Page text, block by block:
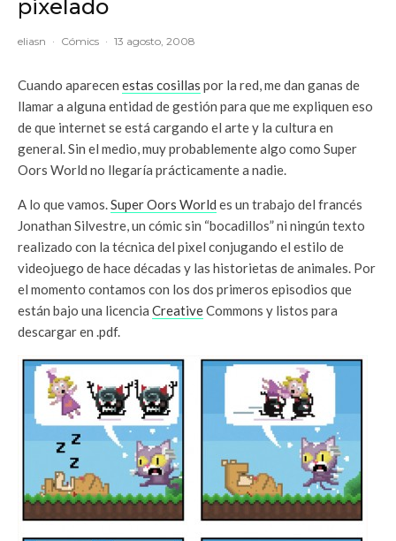
pixelado
eliasn · Cómics · 13 agosto, 2008
Cuando aparecen estas cosillas por la red, me dan ganas de
llamar a alguna entidad de gestión para que me expliquen eso
de que internet se está cargando el arte y la cultura en
general. Sin el medio, muy probablemente algo como Super
Oors World no llegaría prácticamente a nadie.
A lo que vamos.Super Oors World es un trabajo del francés
Jonathan Silvestre, un cómic sin “bocadillos” ni ningún texto
realizado con la técnica del pixel conjugando el estilo de
videojuego de hace décadas y las historietas de animales. Por
el momento contamos con los dos primeros episodios que
están bajo una licencia CreativeCommons y listos para
descargar en .pdf.